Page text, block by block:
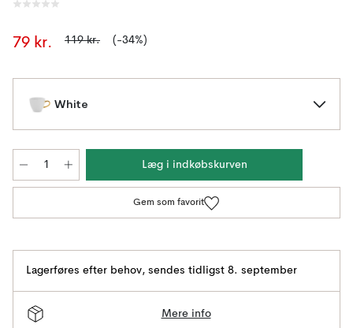
79 kr. 119 kr. (-34%)
White
Læg i indkøbskurven
Gem som favorit
Lagerføres efter behov, sendes tidligst 8. september
Mere info